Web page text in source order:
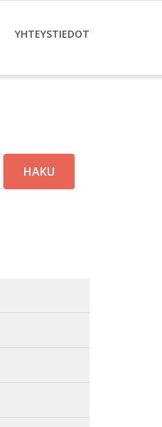
YHTEYSTIEDOT
HAKU